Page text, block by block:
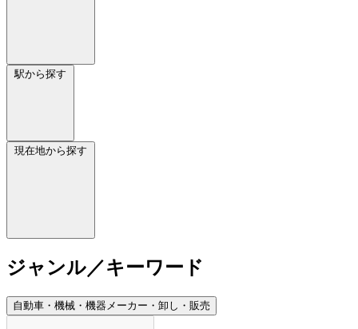
駅から探す
現在地から探す
ジャンル／キーワード
自動車・機械・機器メーカー・卸し・販売